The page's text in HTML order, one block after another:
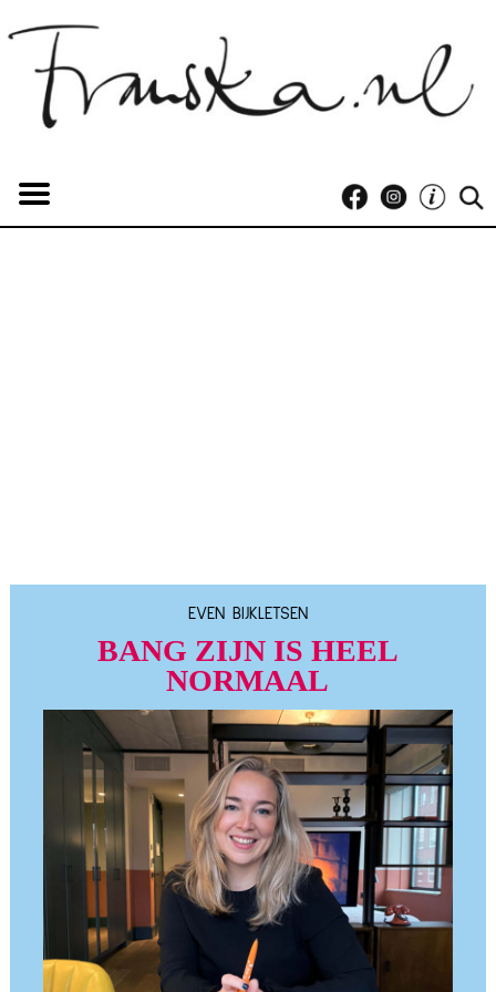
EVEN BIJKLETSEN
BANG ZIJN IS HEEL
NORMAAL